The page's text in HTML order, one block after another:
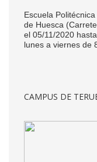
Escuela
de Huesca
el 05/11/2020
lunes a viernes de
CAMPUS DE